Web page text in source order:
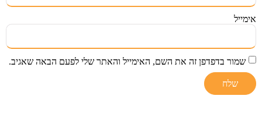
אימייל
שמור בדפדפן זה את השם, האימייל והאתר שלי לפעם הבאה שאגיב.